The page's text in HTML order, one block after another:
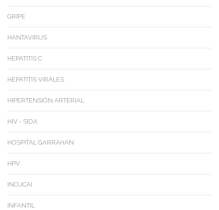
GRIPE
HANTAVIRUS
HEPATITIS C
HEPATITIS VIRALES
HIPERTENSIÓN ARTERIAL
HIV - SIDA
HOSPITAL GARRAHAN
HPV
INCUCAI
INFANTIL